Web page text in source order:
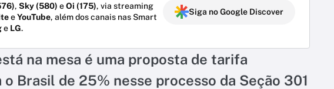
, Sky (580) eOi (175), via streaming
eYouTube, além dos canais nas Smart
e LG.
Siga no Google Discover
na mesa é uma proposta de tarifa
Brasil de 25% nesse processo da Seção 301